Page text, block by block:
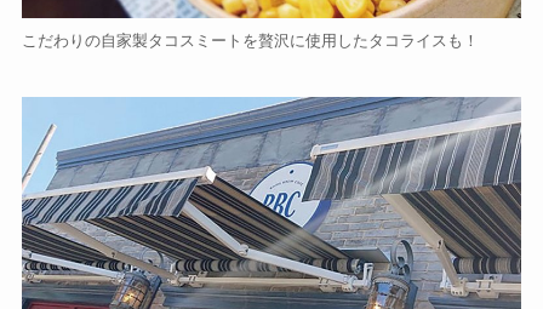
こだわりの自家製タコスミートを贅沢に使用したタコライスも！